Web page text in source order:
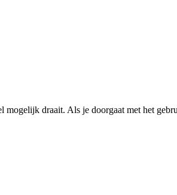
mogelijk draait. Als je doorgaat met het